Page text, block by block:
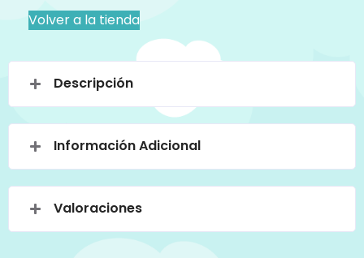
Volver a la tienda
Descripción
Información Adicional
Valoraciones